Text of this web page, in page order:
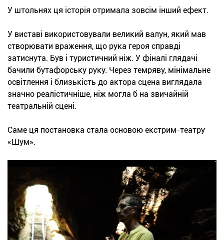
У штольнях ця історія отримала зовсім інший ефект.
У виставі використовували великий валун, який мав
створювати враження, що рука героя справді
затиснута. Був і туристичний ніж. У фіналі глядачі
бачили бутафорську руку. Через темряву, мінімальне
освітлення і близькість до актора сцена виглядала
значно реалістичніше, ніж могла б на звичайній
театральній сцені.
Саме ця постановка стала основою екстрим-театру
«Шум».